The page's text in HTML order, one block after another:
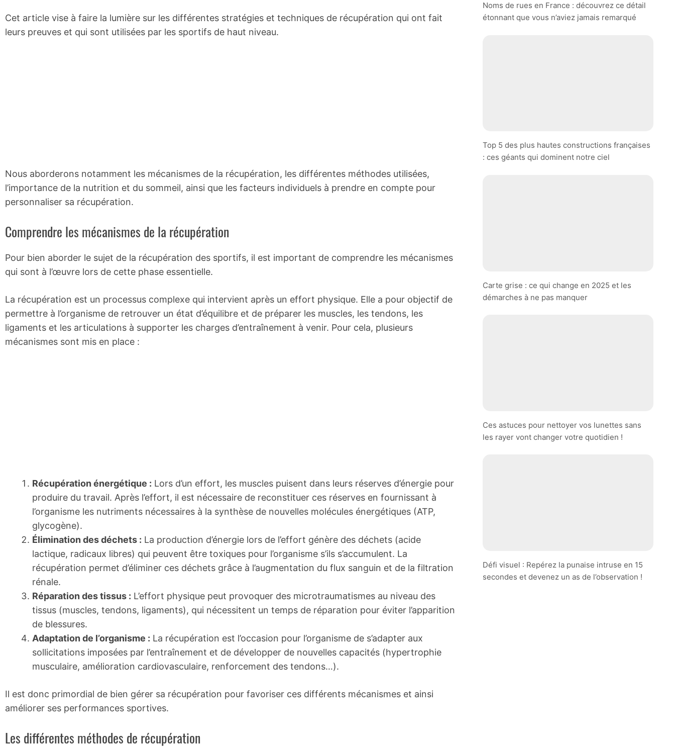
Cet article vise à faire la lumière sur les différentes stratégies et techniques de récupération qui ont fait
leurs preuves et qui sont utilisées par les sportifs de haut niveau.
Nous aborderons notamment les mécanismes de la récupération, les différentes méthodes utilisées,
l’importance de la nutrition et du sommeil, ainsi que les facteurs individuels à prendre en compte pour
personnaliser sa récupération.
Comprendre les mécanismes de la récupération
Pour bien aborder le sujet de la récupération des sportifs, il est important de comprendre les mécanismes
qui sont à l’œuvre lors de cette phase essentielle.
La récupération est un processus complexe qui intervient après un effort physique. Elle a pour objectif de
permettre à l’organisme de retrouver un état d’équilibre et de préparer les muscles, les tendons, les
ligaments et les articulations à supporter les charges d’entraînement à venir. Pour cela, plusieurs
mécanismes sont mis en place :
Récupération énergétique : Lors d’un effort, les muscles puisent dans leurs réserves d’énergie pour
produire du travail. Après l’effort, il est nécessaire de reconstituer ces réserves en fournissant à
l’organisme les nutriments nécessaires à la synthèse de nouvelles molécules énergétiques (ATP,
glycogène).
Élimination des déchets : La production d’énergie lors de l’effort génère des déchets (acide
lactique, radicaux libres) qui peuvent être toxiques pour l’organisme s’ils s’accumulent. La
récupération permet d’éliminer ces déchets grâce à l’augmentation du flux sanguin et de la filtration
rénale.
Réparation des tissus : L’effort physique peut provoquer des microtraumatismes au niveau des
tissus (muscles, tendons, ligaments), qui nécessitent un temps de réparation pour éviter l’apparition
de blessures.
Adaptation de l’organisme : La récupération est l’occasion pour l’organisme de s’adapter aux
sollicitations imposées par l’entraînement et de développer de nouvelles capacités (hypertrophie
musculaire, amélioration cardiovasculaire, renforcement des tendons…).
Il est donc primordial de bien gérer sa récupération pour favoriser ces différents mécanismes et ainsi
améliorer ses performances sportives.
Les différentes méthodes de récupération
Noms de rues en France : découvrez ce détail
étonnant que vous n’aviez jamais remarqué
Top 5 des plus hautes constructions françaises
: ces géants qui dominent notre ciel
Carte grise : ce qui change en 2025 et les
démarches à ne pas manquer
Ces astuces pour nettoyer vos lunettes sans
les rayer vont changer votre quotidien !
Défi visuel : Repérez la punaise intruse en 15
secondes et devenez un as de l’observation !